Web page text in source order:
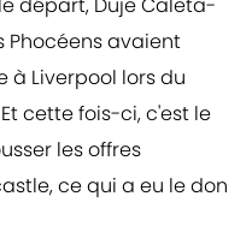
départ, Duje Caleta-
Phocéens avaient
à Liverpool lors du
cette fois-ci, c'est le
les offres
ce qui a eu le don